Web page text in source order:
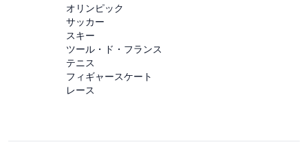
オリンピック
サッカー
スキー
ツール・ド・フランス
テニス
フィギャースケート
レース